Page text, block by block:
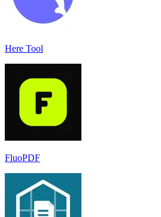
Here Tool
FluoPDF